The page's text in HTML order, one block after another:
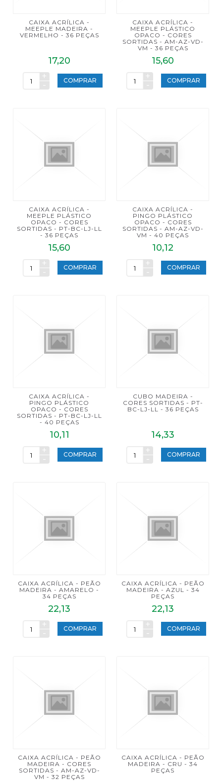
CAIXA ACRÍLICA -
MEEPLE MADEIRA -
VERMELHO - 36 PEÇAS
17,20
+
-
COMPRAR
CAIXA ACRÍLICA -
MEEPLE PLÁSTICO
OPACO - CORES
SORTIDAS - AM-AZ-VD-
VM - 36 PEÇAS
15,60
+
-
COMPRAR
CAIXA ACRÍLICA -
MEEPLE PLÁSTICO
OPACO - CORES
SORTIDAS - PT-BC-LJ-LL
- 36 PEÇAS
15,60
+
-
COMPRAR
CAIXA ACRÍLICA -
PINGO PLÁSTICO
OPACO - CORES
SORTIDAS - AM-AZ-VD-
VM - 40 PEÇAS
10,12
+
-
COMPRAR
CAIXA ACRÍLICA -
PINGO PLÁSTICO
OPACO - CORES
SORTIDAS - PT-BC-LJ-LL
- 40 PEÇAS
10,11
+
-
COMPRAR
CUBO MADEIRA -
CORES SORTIDAS - PT-
BC-LJ-LL - 36 PEÇAS
14,33
+
-
COMPRAR
CAIXA ACRÍLICA - PEÃO
MADEIRA - AMARELO -
34 PEÇAS
22,13
+
-
COMPRAR
CAIXA ACRÍLICA - PEÃO
MADEIRA - AZUL - 34
PEÇAS
22,13
+
-
COMPRAR
CAIXA ACRÍLICA - PEÃO
MADEIRA - CORES
SORTIDAS - AM-AZ-VD-
VM - 32 PEÇAS
CAIXA ACRÍLICA - PEÃO
MADEIRA - CRU - 34
PEÇAS